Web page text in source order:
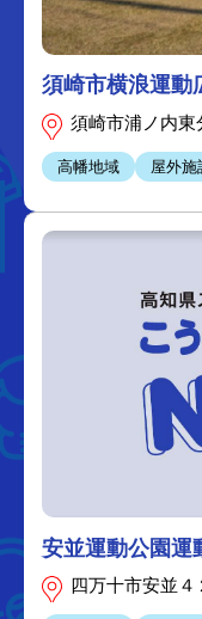
須崎市横浪運動
須崎市浦ノ内東
高幡地域 屋外施
安並運動公園運
四万十市安並４